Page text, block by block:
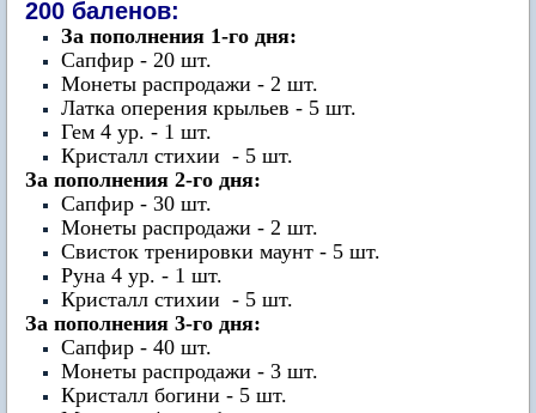
200 баленов:
За пополнения 1-го дня:
Сапфир - 20 шт.
Монеты распродажи - 2 шт.
Латка оперения крыльев - 5 шт.
Гем 4 ур. - 1 шт.
Кристалл стихии - 5 шт.
За пополнения 2-го дня:
Сапфир - 30 шт.
Монеты распродажи - 2 шт.
Свисток тренировки маунт - 5 шт.
Руна 4 ур. - 1 шт.
Кристалл стихии - 5 шт.
За пополнения 3-го дня:
Сапфир - 40 шт.
Монеты распродажи - 3 шт.
Кристалл богини - 5 шт.